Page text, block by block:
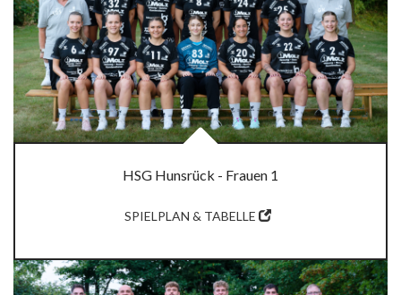
HSG Hunsrück - Frauen 1
SPIELPLAN & TABELLE